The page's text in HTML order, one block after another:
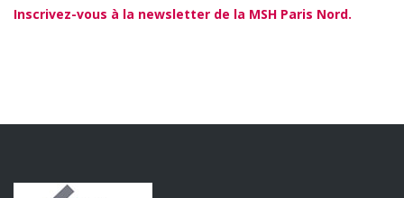
Inscrivez-vous à la newsletter de la MSH Paris Nord.